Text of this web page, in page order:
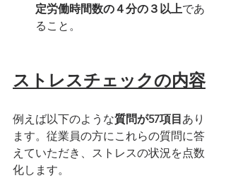
定労働時間数の４分の３以上であ
ること。
ストレスチェックの内容
例えば以下のような質問が57項目 あり
ます。従業員の方にこれらの質問に答
えていただき、ストレスの状況を点数
化します。